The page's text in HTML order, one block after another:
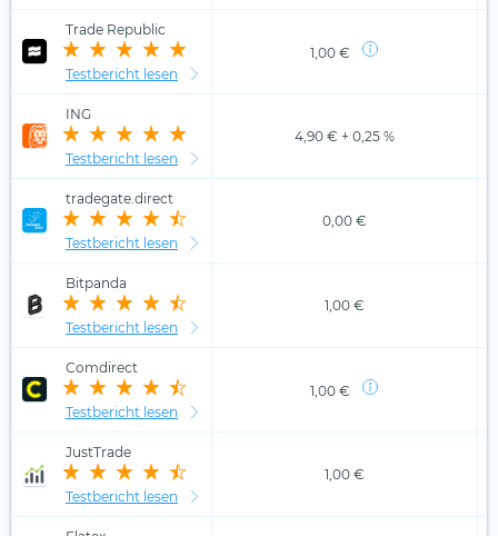
Trade Republic
Testbericht lesen
1,00 €
ING
Testbericht lesen
4,90 € + 0,25 %
tradegate.direct
Testbericht lesen
0,00 €
Bitpanda
Testbericht lesen
1,00 €
Comdirect
Testbericht lesen
1,00 €
JustTrade
Testbericht lesen
1,00 €